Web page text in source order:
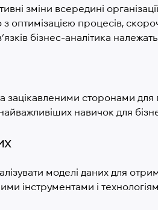
зміни всередині
з оптимізацією процесів,
бізнес-аналітика
зацікавленими сторонами
навичок для
моделі даних для
інструментами і